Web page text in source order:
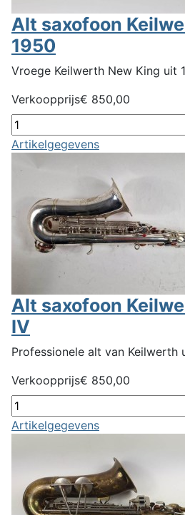
Alt saxofoon
1950
Vroege Keilwerth New King uit
Verkoopprijs€ 850,00
Artikelgegevens
Alt saxofoon
IV
Professionele alt van Keilwerth
Verkoopprijs€ 850,00
Artikelgegevens